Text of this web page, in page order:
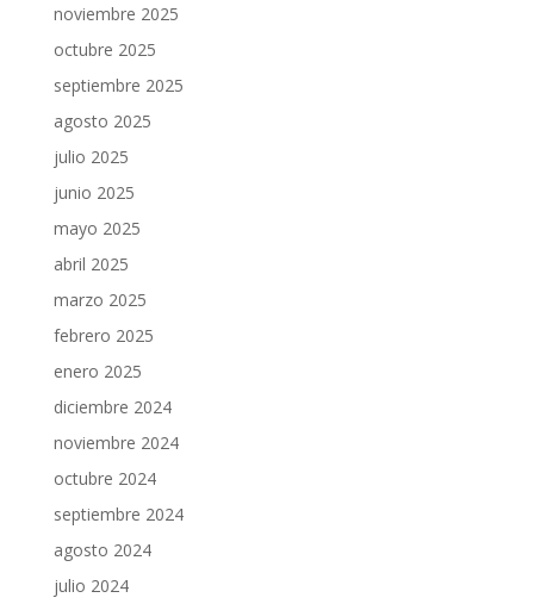
noviembre 2025
octubre 2025
septiembre 2025
agosto 2025
julio 2025
junio 2025
mayo 2025
abril 2025
marzo 2025
febrero 2025
enero 2025
diciembre 2024
noviembre 2024
octubre 2024
septiembre 2024
agosto 2024
julio 2024